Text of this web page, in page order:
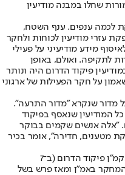
שחלו במבנה מודיעין
לכמה ענפים. ענף השטח,
עזרי מודיעין לכוחות ולחקר
מידע מודיעיני על פעילי
לתקיפה. ואולם, באופן
פיקוד הדרום היה ונותר
על חקר הפעילות של ארגוני
מדור שנקרא "מדור התרעה".
המודיעין שנאסף בפיקוד
"אלה אנשים שקמים בבוקר
מטענים, חדירה", אומר בכיר
ב־2018, בתקופתו של תא"ל עמית סער כקמ"ן פיקוד הדרום (ב־7
באמ"ן ומאז פרש בשל